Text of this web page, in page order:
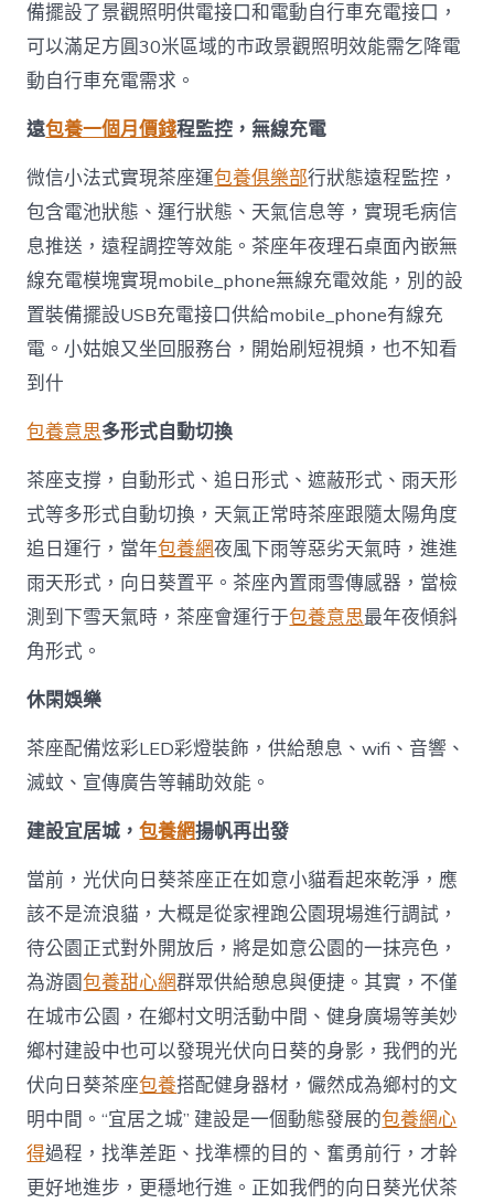
備擺設了景觀照明供電接口和電動自行車充電接口，
可以滿足方圓30米區域的市政景觀照明效能需乞降電
動自行車充電需求。
遠包養一個月價錢程監控，無線充電
微信小法式實現茶座運包養俱樂部行狀態遠程監控，
包含電池狀態、運行狀態、天氣信息等，實現毛病信
息推送，遠程調控等效能。茶座年夜理石桌面內嵌無
線充電模塊實現mobile_phone無線充電效能，別的設
置裝備擺設USB充電接口供給mobile_phone有線充
電。小姑娘又坐回服務台，開始刷短視頻，也不知看
到什
包養意思多形式自動切換
茶座支撐，自動形式、追日形式、遮蔽形式、雨天形
式等多形式自動切換，天氣正常時茶座跟隨太陽角度
追日運行，當年包養網夜風下雨等惡劣天氣時，進進
雨天形式，向日葵置平。茶座內置雨雪傳感器，當檢
測到下雪天氣時，茶座會運行于包養意思最年夜傾斜
角形式。
休閑娛樂
茶座配備炫彩LED彩燈裝飾，供給憩息、wifi、音響、
滅蚊、宣傳廣告等輔助效能。
建設宜居城，包養網揚帆再出發
當前，光伏向日葵茶座正在如意小貓看起來乾淨，應
該不是流浪貓，大概是從家裡跑公園現場進行調試，
待公園正式對外開放后，將是如意公園的一抹亮色，
為游園包養甜心網群眾供給憩息與便捷。其實，不僅
在城市公園，在鄉村文明活動中間、健身廣場等美妙
鄉村建設中也可以發現光伏向日葵的身影，我們的光
伏向日葵茶座包養搭配健身器材，儼然成為鄉村的文
明中間。“宜居之城” 建設是一個動態發展的包養網心
得過程，找準差距、找準標的目的、奮勇前行，才幹
更好地進步，更穩地行進。正如我們的向日葵光伏茶